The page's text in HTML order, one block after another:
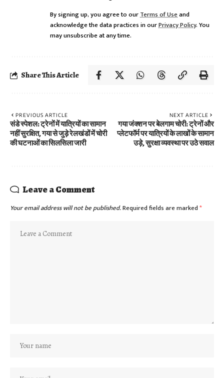
By signing up, you agree to ourTerms of Useand
acknowledge the data practices in ourPrivacy Policy. You
may unsubscribe at any time.
Share This Article
PREVIOUS ARTICLE
संडे स्पेशल: ट्रेनों में यात्रियों का सामान
नहीं सुरक्षित, गया से जुड़े रेलखंडों में चोरी
की घटनाओं का सिलसिला जारी
NEXT ARTICLE
गया जंक्शन पर बेलगाम चोरी: ट्रेनों और
प्लेटफॉर्म पर यात्रियों के लाखों के सामान
उड़े, सुरक्षा व्यवस्था पर उठे सवाल
Leave a Comment
Your email address will not be published.Required fields are marked*